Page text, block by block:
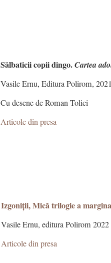
Sălbaticii copii dingo.Cartea
Vasile Ernu, Editura Polirom,
Cu desene de Roman Tolici
Articole din presa
Izgoniții, Mică trilogie a
Vasile Ernu, editura Polirom 2022
Articole din presa